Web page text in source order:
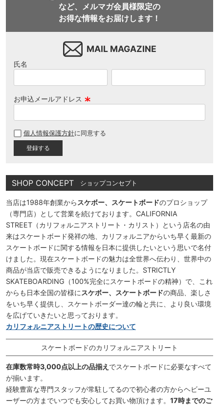
など、メルマガ会員様限定の
お得な情報をお届けします！
MAIL MAGAZINE
氏名
お申込メールアドレス
須
個人情報保護方針に同意する
SHOP CONCEPT ショップコンセプト
当店は1988年創業から スケボー、スケートボードのプロショップ
（専門店）として営業を続けております。CALIFORNIA
STREET（カリフォルニアストリート・カリスト）という店名の由
来はスケートボード発祥の地、カリフォルニアからいち早く最新の
スケートボードに関する情報を日本に提供したいという思いで名付
けました。現在スケートボードの魅力は全世界へ伝わり、世界中の
商品が当店で販売できるようになりました。STRICTLY
SKATEBOARDING（100%完全にスケートボードの精神）で、これ
からも日本全国の皆様に スケボー、スケートボードの商品、楽しさ
をいち早く提供し、スケートボーダー達の輪と共に、より良い環境
を広げていきたいと思っております。
カリフォルニアストリートの歴史について
スケートボードのカリフォルニアストリート
在庫数常時3,000点以上の品揃え でスケートボードに必要なすべて
が揃います。
経験豊富な専門スタッフが常駐してるので初心者の方からヘビーユ
ーザーの方までいつでも安心してお買い物頂けます。 17時までのご